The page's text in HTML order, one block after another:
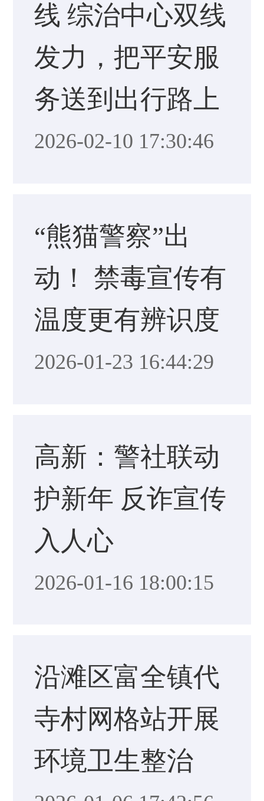
线 综治中心双线
发力，把平安服
务送到出行路上
2026-02-10 17:30:46
“熊猫警察”出
动！ 禁毒宣传有
温度更有辨识度
2026-01-23 16:44:29
高新：警社联动
护新年 反诈宣传
入人心
2026-01-16 18:00:15
沿滩区富全镇代
寺村网格站开展
环境卫生整治